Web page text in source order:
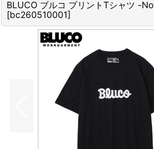
BLUCO ブルコ プリントTシャツ -
[bc260510001]